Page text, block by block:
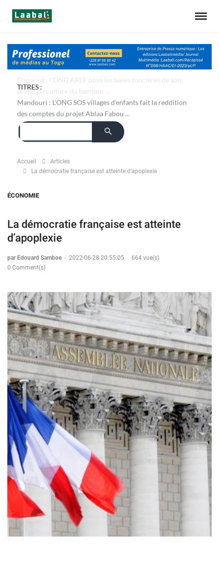
TITRES :
Mandouri : L'ONG SOS villages d'enfants fait la reddition
des comptes du projet Ablaa Fabou ...
Dapaong : l'ONG AREF pose les bases foncières de son
projet de culture du bambou ...
Accueil
Articles
La démocratie française est atteinte d’apoplexie
ÉCONOMIE
La démocratie française est atteinte
d’apoplexie
par Edouard Samboe - 2022-06-28 20:55:05
664 vue(s)
0 Comment(s)